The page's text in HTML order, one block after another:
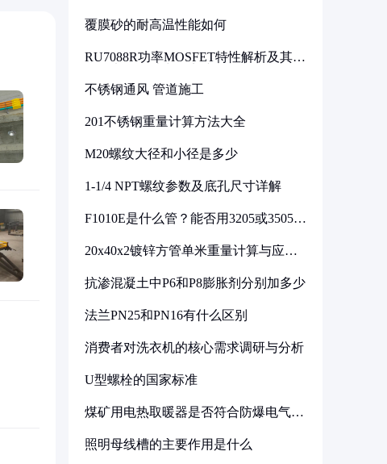
覆膜砂的耐高温性能如何
RU7088R功率MOSFET特性解析及其在
不锈钢通风 管道施工
201不锈钢重量计算方法大全
M20螺纹大径和小径是多少
1-1/4 NPT螺纹参数及底孔尺寸详解
F1010E是什么管？能否用3205或3505代
20x40x2镀锌方管单米重量计算与应用
抗渗混凝土中P6和P8膨胀剂分别加多少
法兰PN25和PN16有什么区别
消费者对洗衣机的核心需求调研与分析
U型螺栓的国家标准
煤矿用电热取暖器是否符合防爆电气设
照明母线槽的主要作用是什么